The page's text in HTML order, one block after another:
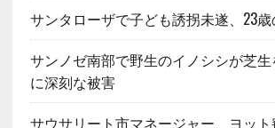
サンタローザで子ども誘拐未遂、23
サンノゼ南部で野生のイノシシが芝
に深刻な被害
サウサリート市マネージャー、ヨッ